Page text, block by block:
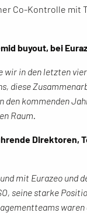
Co-Kontrolle mit
buyout, bei
in den letzten
diese
den kommenden
Raum.
Direktoren,
mit Eurazeo und
seine starke